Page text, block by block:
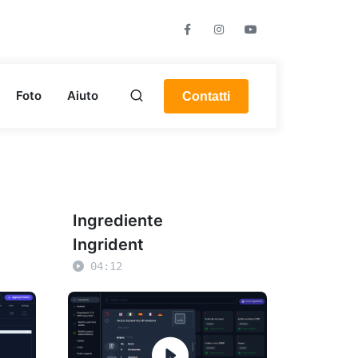
Facebook
Foto
Contatti
Foto Aiuto
Ingrediente
Ingrident
04:12